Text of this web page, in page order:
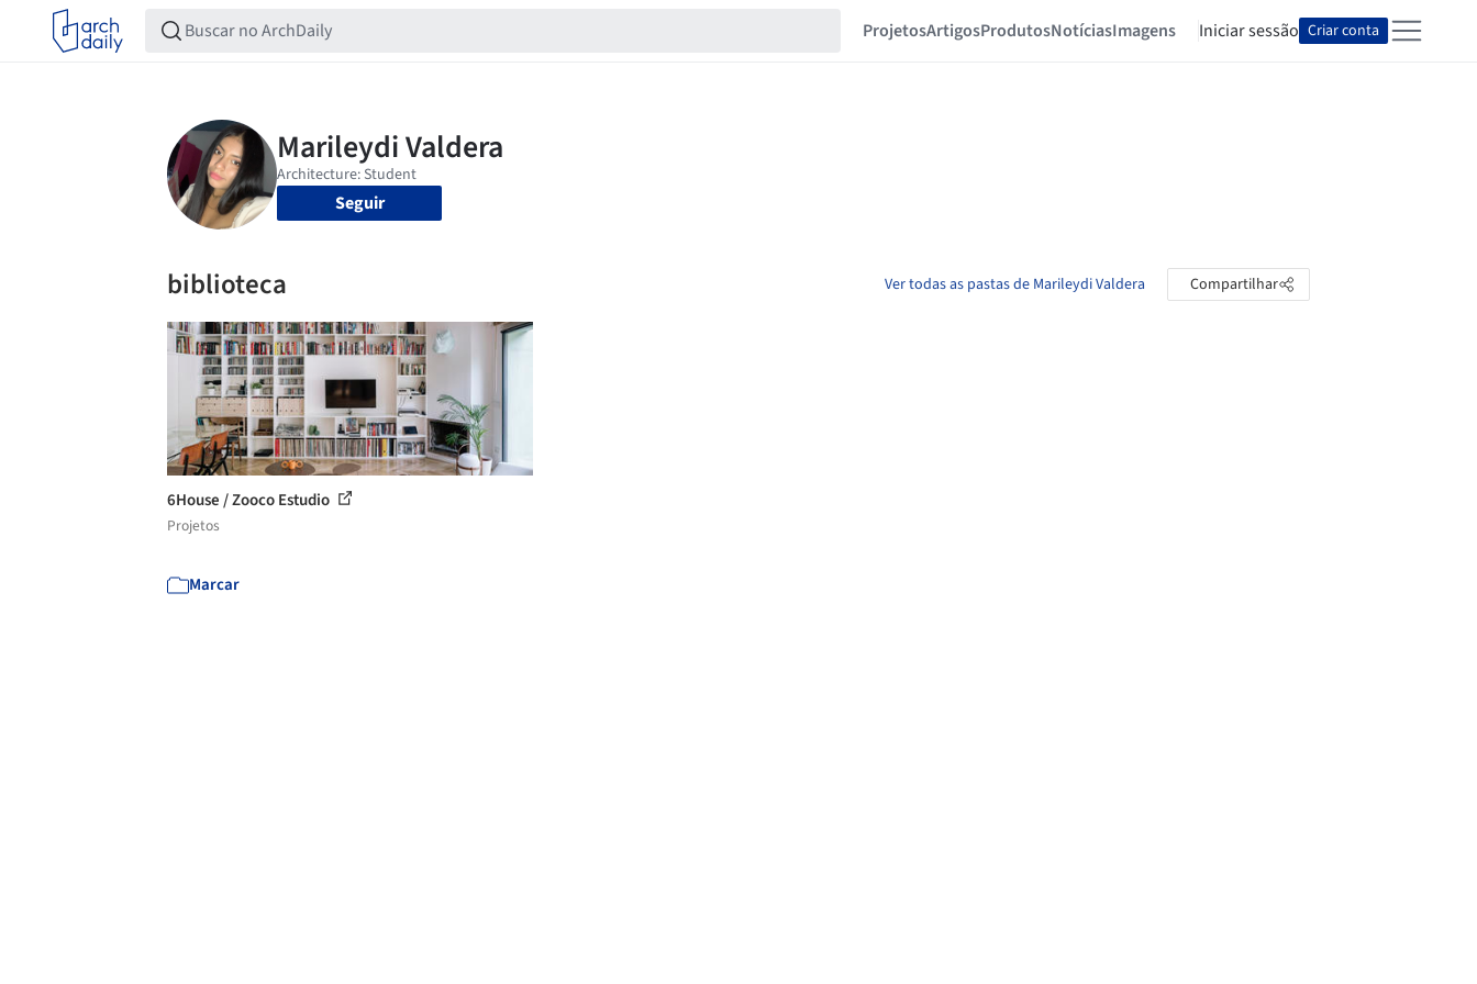
ProjetosArtigosProdutosNotíciasImagens Iniciar sessão Criar conta
Seguir
biblioteca Ver todas as pastas de Marileydi Valdera Compartilhar
6House / Zooco Estudio
Projetos
Marcar